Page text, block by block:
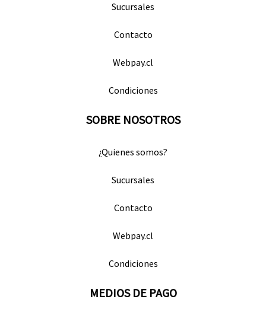
Sucursales
Contacto
Webpay.cl
Condiciones
SOBRE NOSOTROS
¿Quienes somos?
Sucursales
Contacto
Webpay.cl
Condiciones
MEDIOS DE PAGO